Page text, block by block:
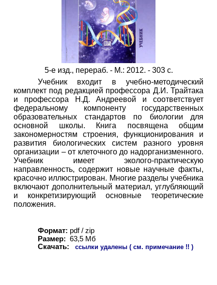
5-е изд., перераб. - М.: 2012. - 303 с.
Учебник входит в учебно-методический
комплект под редакцией профессора Д.И. Трайтака
и профессора Н.Д. Андреевой и соответствует
федеральному компоненту государственных
образовательных стандартов по биологии для
основной школы. Книга посвящена общим
закономерностям строения, функционирования и
развития биологических систем разного уровня
организации – от клеточного до надорганизменного.
Учебник имеет эколого-практическую
направленность, содержит новые научные факты,
красочно иллюстрирован. Многие разделы учебника
включают дополнительный материал, углубляющий
и конкретизирующий основные теоретические
положения.
Формат: pdf / zip
Размер: 63,5 Мб
Скачать:
ссылки удалены ( см. примечание !! )